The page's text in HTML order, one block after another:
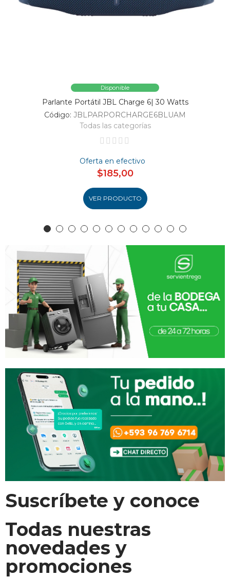
Disponible
Parlante Portátil JBL Charge 6| 30 Watts
Código: JBLPARPORCHARGE6BLUAM
Todas las categorías
Oferta en efectivo
$185,00
VER PRODUCTO
Suscríbete y conoce
Todas nuestras
novedades y
promociones